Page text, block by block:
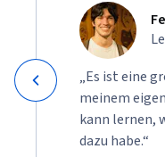
„Es ist eine
meinem
kann lernen,
dazu habe.“